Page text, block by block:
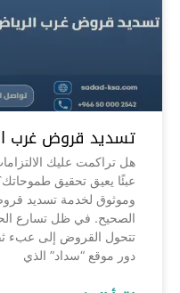
تسديد قروض غرب الرياض
هل تراكمت عليك
عبئًا يعيق تحقيق
وموثوق لخدمة تسديد
الصحيح. في ظل تسارع
تتحول القروض إلى عبء
دور موقع “سداد” الذي